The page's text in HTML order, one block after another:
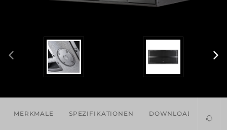
MERKMALE SPEZIFIKATIONEN DOWNLOADS